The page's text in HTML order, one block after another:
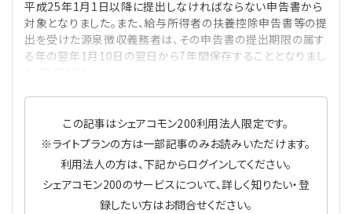
【連載】公益法人のための「新公益信託」活用戦略
【連載】テーマで紐解く逆引きガイドライン
【連載】労務管理の歩き方
【連載】AI活用のすすめ
平成25年1月1日以降に提出しなければならない申告書から
対象となりました。また、給与所得者の扶養控除申告書等の提
出を受けた源泉徴収義務者は、その申告書の提出期限の属す
る年の翌年1月10日の翌日から7年間保存することとなりまし
この記事はシェアコモン200利用法人限定です。
※ライトプランの方は一部記事のみお読みいただけます。
利用法人の方は、下記からログインしてください。
シェアコモン200のサービスについて、詳しく知りたい・登
録したい方はお問合せください。